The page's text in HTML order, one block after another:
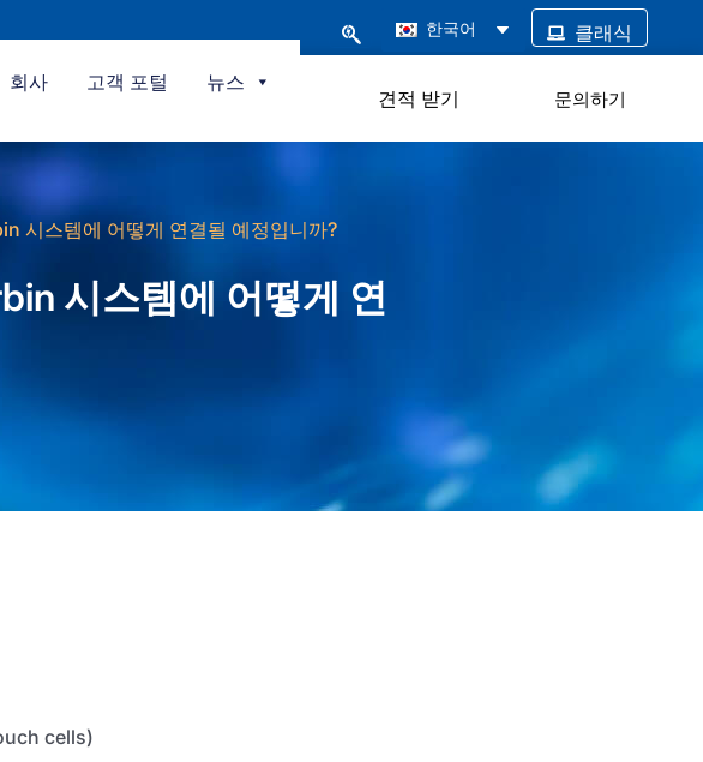
한국어 클래식
회사 고객 포털 뉴스
견적 받기 문의하기
시스템에 어떻게 연결될 예정입니까?
시스템에 어떻게 연
cells)